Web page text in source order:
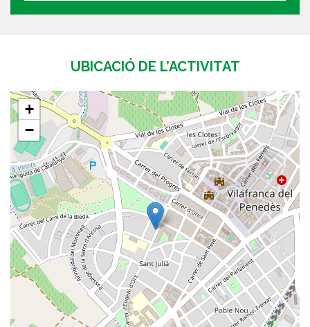
UBICACIÓ DE L’ACTIVITAT
+
−